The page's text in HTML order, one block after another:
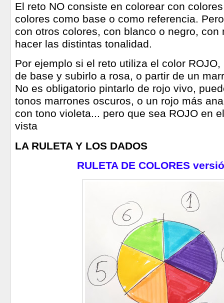
El reto NO consiste en colorear con
colores como base o como referencia.
con otros colores, con blanco o negro, con
hacer las distintas tonalidad.
Por ejemplo si el reto utiliza el color
de base y subirlo a rosa, o partir de un
No es obligatorio pintarlo de rojo vivo,
tonos marrones oscuros, o un rojo más
con tono violeta... pero que sea ROJO en
vista
LA RULETA Y LOS DADOS
RULETA DE COLORES